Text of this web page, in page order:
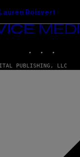
Lauren Boisvert
PUBLISHING, LLC